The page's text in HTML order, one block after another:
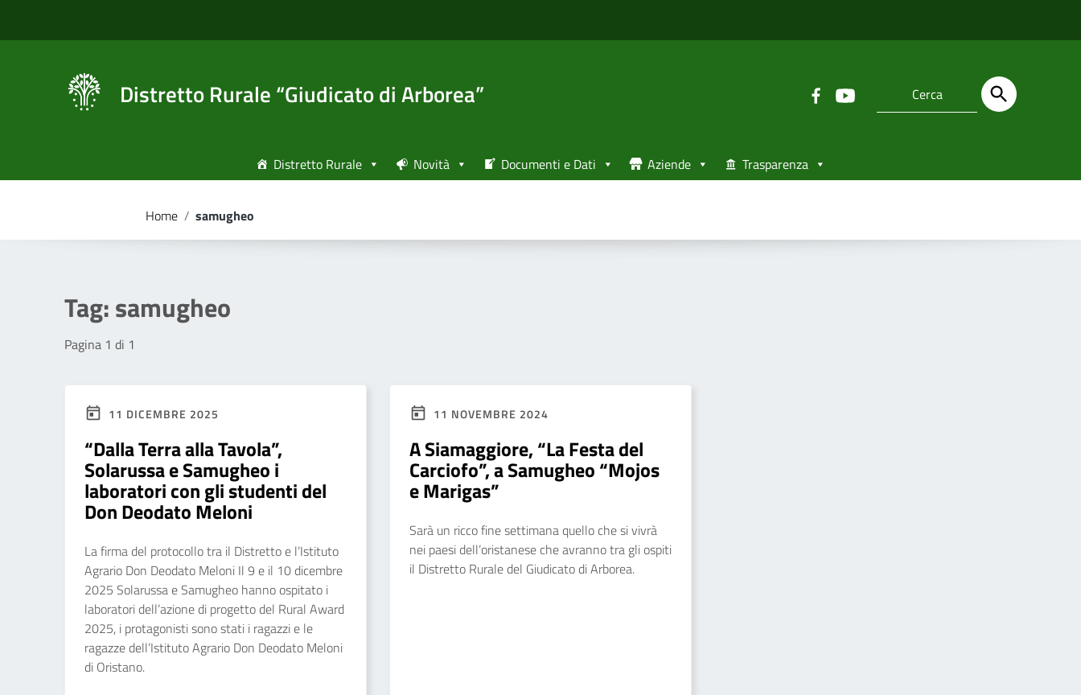
Distretto Rurale “Giudicato di Arborea”
Distretto Rurale Novità Documenti e Dati Aziende Trasparenza
Home / samugheo
Tag:samugheo
Pagina 1 di 1
11 DICEMBRE 2025
“Dalla Terra alla Tavola”,
Solarussa e Samugheo i
laboratori con gli studenti del
Don Deodato Meloni
La firma del protocollo tra il Distretto e l’Istituto
Agrario Don Deodato Meloni Il 9 e il 10 dicembre
2025 Solarussa e Samugheo hanno ospitato i
laboratori dell’azione di progetto del Rural Award
2025, i protagonisti sono stati i ragazzi e le
ragazze dell’Istituto Agrario Don Deodato Meloni
di Oristano.
11 NOVEMBRE 2024
A Siamaggiore, “La Festa del
Carciofo”, a Samugheo “Mojos
e Marigas”
Sarà un ricco fine settimana quello che si vivrà
nei paesi dell’oristanese che avranno tra gli ospiti
il Distretto Rurale del Giudicato di Arborea.